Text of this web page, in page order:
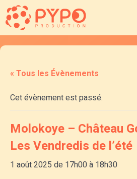
Aller
au
contenu
« Tous les Évènements
Cet évènement est passé.
Molokoye – Château
Les Vendredis de l’été
1 août 2025 de 17h00à 18h30